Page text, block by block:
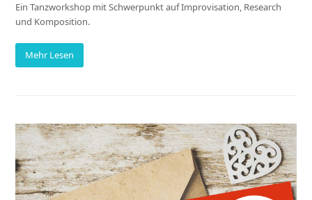
Ein Tanzworkshop mit Schwerpunkt auf Improvisation, Research
und Komposition.
Mehr Lesen